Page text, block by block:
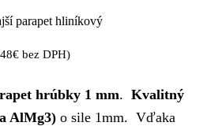
parapet hliníkový
€ bez DPH)
hrúbky 1 mm. Kvalitný
AlMg3) o sile 1mm. Vďaka